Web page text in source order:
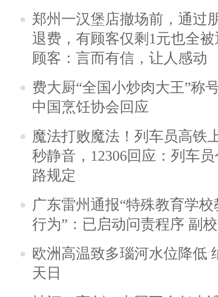
郑州一汉堡店撤场前，通过
退费，有顾客仅剩1元也全
顾客：言而有信，让人感动
费大厨“全国小炒肉大王”称
中国烹饪协会回应
魔法打败魔法！列车员高铁
秒静音，12306回应：列车
路规定
广东雷州通报“特殊教育学
行为”：已启动问责程序 副
欧洲高温致多瑙河水位降低
天日